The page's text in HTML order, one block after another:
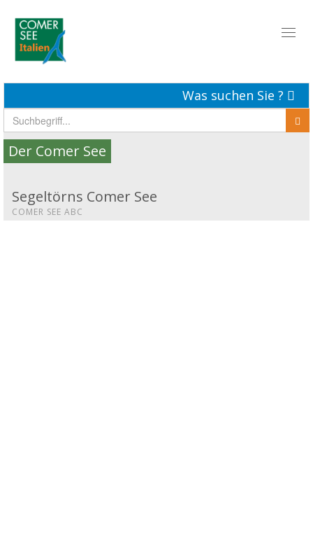
Was suchen Sie ?
Der Comer See
Segeltörns Comer See
COMER SEE ABC